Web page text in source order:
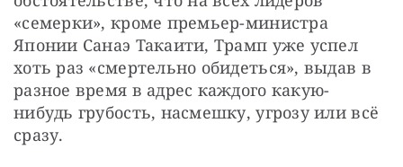
«семерки», кроме премьер-министра
Японии Санаэ Такаити, Трамп уже успел
хоть раз «смертельно обидеться», выдав в
разное время в адрес каждого какую-
нибудь грубость, насмешку, угрозу или всё
сразу.